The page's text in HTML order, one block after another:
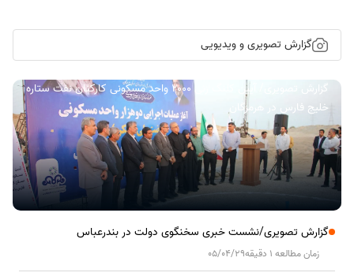
گزارش تصویری و ویدیویی
گزارش تصویری/ آیین کلنگ زنی ۲۰۰۰ واحد مسکونی کارکنان نفت ستاره
خلیج فارس در هرمزگان
گزارش تصویری/نشست خبری سخنگوی دولت در بندرعباس
زمان مطالعه 1 دقیقه 05/04/29